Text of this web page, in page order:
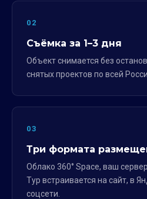
02
Съёмка за 1–3 дня
Объект снимается без
снятых проектов по всей
03
Три формата
Облако 360° Space, ваш
Тур встраивается на сайт, в
соцсети.